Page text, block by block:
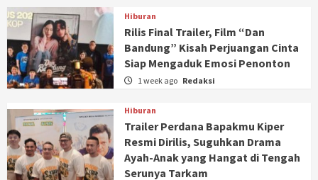
Hiburan
Rilis Final Trailer, Film “Dan
Bandung” Kisah Perjuangan Cinta
Siap Mengaduk Emosi Penonton
1 week ago Redaksi
Hiburan
Trailer Perdana Bapakmu Kiper
Resmi Dirilis, Suguhkan Drama
Ayah-Anak yang Hangat di Tengah
Serunya Tarkam